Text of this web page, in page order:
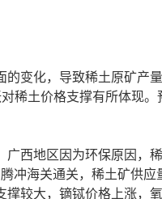
化，导致稀土原矿产
稀土价格支撑有所体现
地区因为环保原因，
冲海关通关，稀土矿供
较大，镝铽价格上涨，